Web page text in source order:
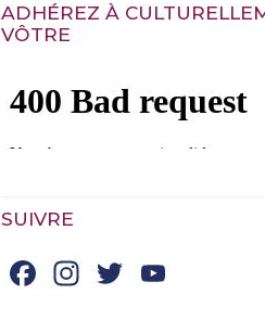
ADHÉREZ À
VÔTRE
SUIVRE
Facebook
Instagram
Twitter